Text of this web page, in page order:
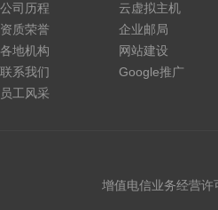
公司历程
资质荣誉
各地机构
联系我们
员工风采
云虚拟主机
企业邮局
网站建设
Google推广
增值电信业务经营